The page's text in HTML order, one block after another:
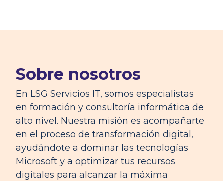
Sobre nosotros
En LSG Servicios IT, somos especialistas
en formación y consultoría informática de
alto nivel. Nuestra misión es acompañarte
en el proceso de transformación digital,
ayudándote a dominar las tecnologías
Microsoft y a optimizar tus recursos
digitales para alcanzar la máxima